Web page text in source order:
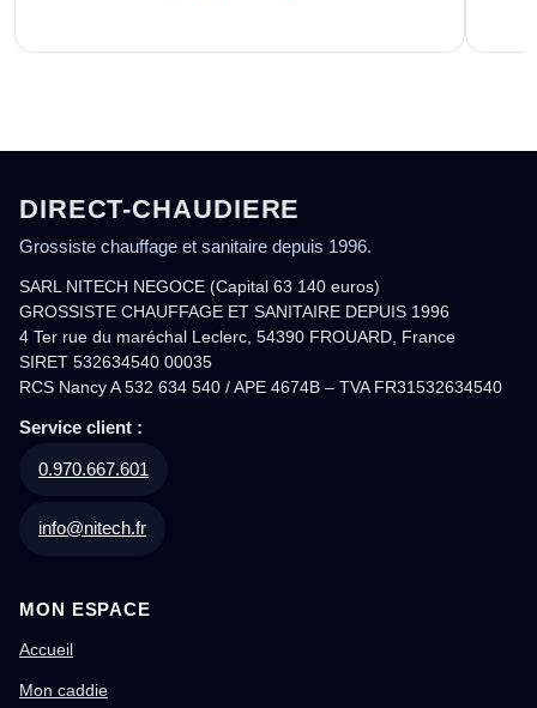
DIRECT-CHAUDIERE
Grossiste chauffage et sanitaire depuis 1996.
SARL NITECH NEGOCE (Capital 63 140 euros)
GROSSISTE CHAUFFAGE ET SANITAIRE DEPUIS 1996
4 Ter rue du maréchal Leclerc, 54390 FROUARD, France
SIRET 532634540 00035
RCS Nancy A 532 634 540 / APE 4674B – TVA FR31532634540
Service client :
0.970.667.601
info@nitech.fr
MON ESPACE
Accueil
Mon caddie